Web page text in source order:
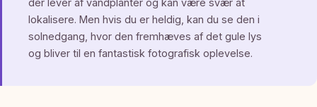
der lever af vandplanter og kan være svær at
lokalisere. Men hvis du er heldig, kan du se den i
solnedgang, hvor den fremhæves af det gule lys
og bliver til en fantastisk fotografisk oplevelse.